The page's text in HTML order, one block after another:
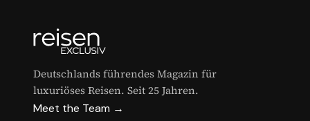
Deutschlands führendes Magazin für
luxuriöses Reisen. Seit 25 Jahren.
Meet the Team →